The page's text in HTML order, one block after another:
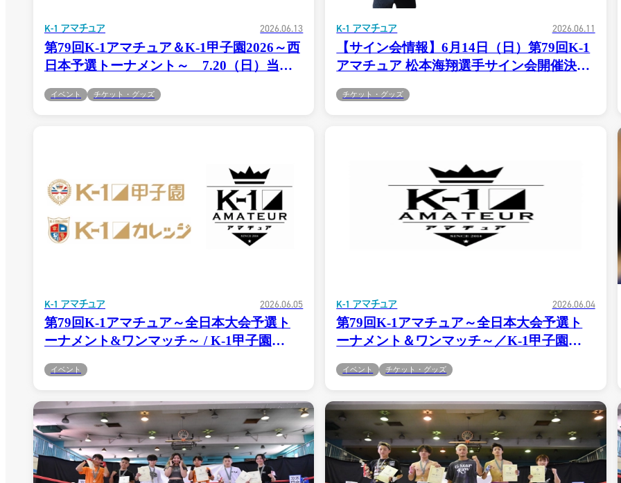
K-1
アマチュ
K-
1
アマチュ
仕組み
全日本大会
条件
プロへの昇
K-1 アマチュア 2026.06.13
第79回K-1アマチュア＆K-1甲子園2026～西
日本予選トーナメント～ 7.20（日）当日
イベント チケット・グッズ
K-1 アマチュア 2026.06.11
【サイン会情報】6月14日（日）第79回K-1
アマチュア 松本海翔選手サイン会開催決
チケット・グッズ
K-1 アマチュア 2026.06.05
第79回K-1アマチュア～全日本大会予選ト
ーナメント&ワンマッチ～ / K-1甲子園
戦表、タイムスケジュールが決定！
イベント
K-1 アマチュア 2026.06.04
第79回K-1アマチュア～全日本大会予選ト
ーナメント＆ワンマッチ～／K-1甲子園
1.CLUB」にてチケット発売！
イベント チケット・グッズ